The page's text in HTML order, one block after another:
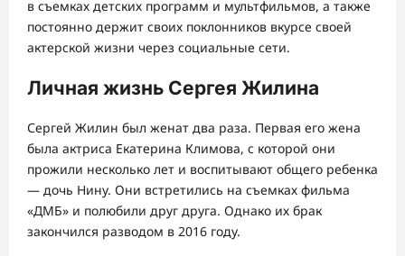
в съемках детских программ и мультфильмов, а также
постоянно держит своих поклонников вкурсе своей
актерской жизни через социальные сети.
Личная жизнь Сергея Жилина
Сергей Жилин был женат два раза. Первая его жена
была актриса Екатерина Климова, с которой они
прожили несколько лет и воспитывают общего ребенка
— дочь Нину. Они встретились на съемках фильма
«ДМБ» и полюбили друг друга. Однако их брак
закончился разводом в 2016 году.